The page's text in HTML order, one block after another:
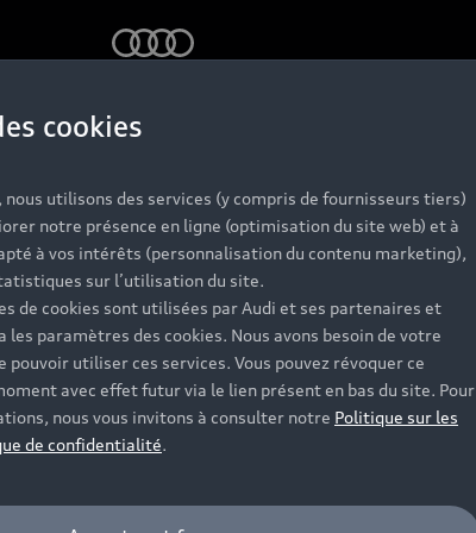
cookies
utilisons des services (y compris de fournisseurs tiers)
notre présence en ligne (optimisation du site web) et à
à vos intérêts (personnalisation du contenu marketing),
sur l’utilisation du site.
de cookies sont utilisées par Audi et ses partenaires et
les paramètres des cookies. Nous avons besoin de votre
pouvoir utiliser ces services. Vous pouvez révoquer ce
avec effet futur via le lien présent en bas du site. Pour
nous vous invitons à consulter notre Politique sur les
de confidentialité.